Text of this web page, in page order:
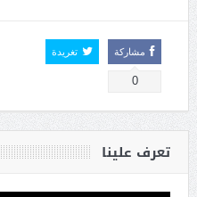
مشاركة
0
تغريدة
تعرف علينا